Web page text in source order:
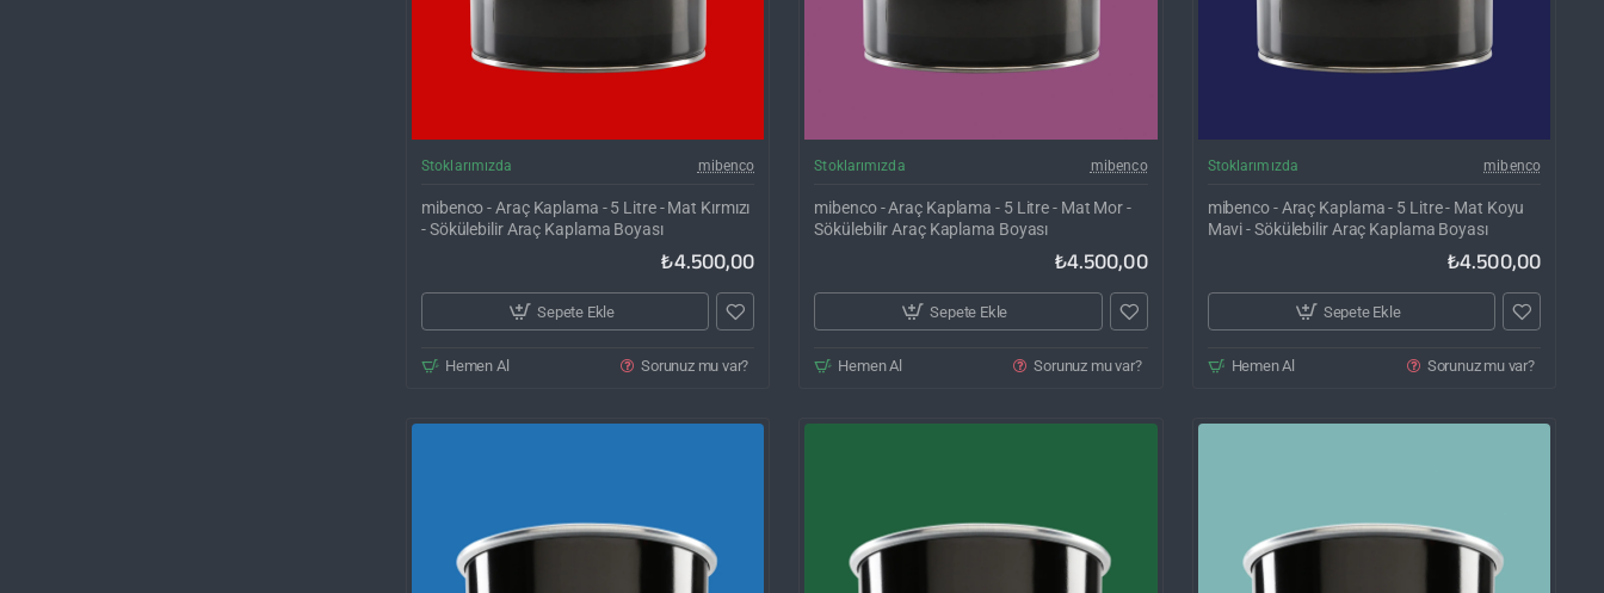
Kargo Bedava
Stoklarımızda mibenco
mibenco - Araç Kaplama - 5 Litre - Mat Kırmızı
- Sökülebilir Araç Kaplama Boyası
₺4.500,00
Sepete Ekle
Hemen Al Sorunuz mu var?
Kargo Bedava
Stoklarımızda mibenco
mibenco - Araç Kaplama - 5 Litre - Mat Mor -
Sökülebilir Araç Kaplama Boyası
₺4.500,00
Sepete Ekle
Hemen Al Sorunuz mu var?
Kargo Bedava
Stoklarımızda mibenco
mibenco - Araç Kaplama - 5 Litre - Mat Koyu
Mavi - Sökülebilir Araç Kaplama Boyası
₺4.500,00
Sepete Ekle
Hemen Al Sorunuz mu var?